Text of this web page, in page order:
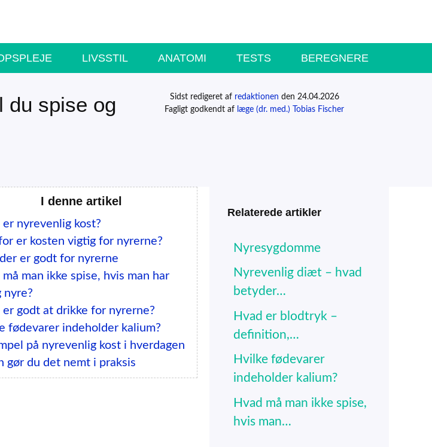
LIVSSTIL ANATOMI TESTS BEREGNERE
du spise og
Sidst redigeret af redaktionen den 24.04.2026
Fagligt godkendt af læge (dr. med.) Tobias Fischer
I denne artikel
er nyrevenlig kost?
er kosten vigtig for nyrerne?
er godt for nyrerne
må man ikke spise, hvis man har
nyre?
er godt at drikke for nyrerne?
fødevarer indeholder kalium?
på nyrevenlig kost i hverdagen
gør du det nemt i praksis
Relaterede artikler
Nyresygdomme
Nyrevenlig diæt – hvad
betyder…
Hvad er blodtryk –
definition,…
Hvilke fødevarer
indeholder kalium?
Hvad må man ikke spise,
hvis man…